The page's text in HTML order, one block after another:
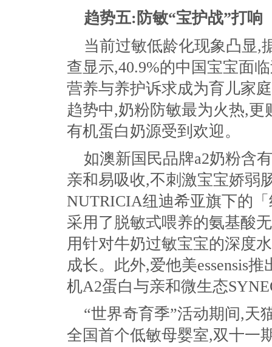
趋势五:防敏“宝护战”打响
当前过敏低龄化现象凸显,
查显示,40.9%的中国宝宝面
营养与养护诉求成为育儿家
趋势中,奶粉防敏最为火热,
有机蛋白奶源受到欢迎。
如澳新国民品牌a2奶粉含
亲和易吸收,不刺激宝宝娇弱
NUTRICIA纽迪希亚旗下的
采用了脱敏式喂养的氨基酸
用针对牛奶过敏宝宝的深度
成长。此外,爱他美essensis
机A2蛋白与亲和微生态
“世界奇育季”活动期间,天
全国首个低敏母婴室,双十一